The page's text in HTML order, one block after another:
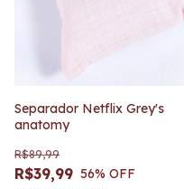
Separador Netflix Grey's
anatomy
R$39,99
R$89,99
56% OFF